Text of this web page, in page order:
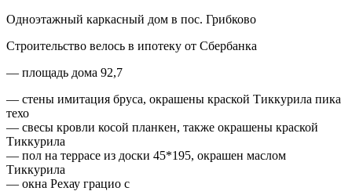
Одноэтажный каркасный дом в пос. Грибково
Строительство велось в ипотеку от Сбербанка
— площадь дома 92,7
— стены имитация бруса, окрашены краской Тиккурила пика
техо
— свесы кровли косой планкен, также окрашены краской
Тиккурила
— пол на террасе из доски 45*195, окрашен маслом
Тиккурила
— окна Рехау грацио с